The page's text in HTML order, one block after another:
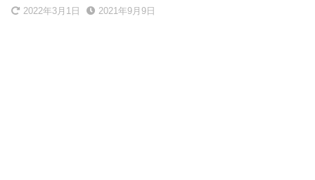
2022年3月1日 2021年9月9日